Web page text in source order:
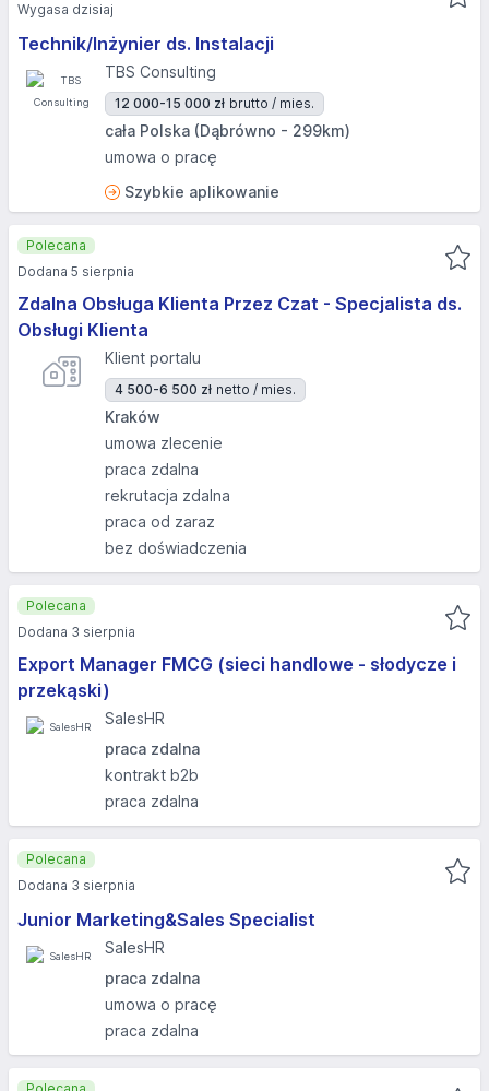
Technik/Inżynier ds. Instalacji
TBS Consulting
12 000-15 000 zł brutto / mies.
cała Polska (Dąbrówno - 299km)
umowa o pracę
Szybkie aplikowanie
Wygasa dzisiaj
Zdalna Obsługa Klienta Przez Czat - Specjalista ds.
Obsługi Klienta
Klient portalu
4 500-6 500 zł netto / mies.
Kraków
umowa zlecenie
praca zdalna
rekrutacja zdalna
praca od zaraz
bez doświadczenia
Polecana
Dodana 5 sierpnia
Export Manager FMCG (sieci handlowe - słodycze i
przekąski)
SalesHR
praca zdalna
kontrakt b2b
praca zdalna
Polecana
Dodana 3 sierpnia
Junior Marketing&Sales Specialist
SalesHR
praca zdalna
umowa o pracę
praca zdalna
Polecana
Dodana 3 sierpnia